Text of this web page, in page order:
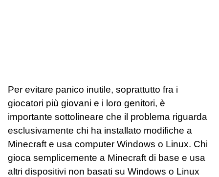
Per evitare panico inutile, soprattutto fra i
giocatori più giovani e i loro genitori, è
importante sottolineare che il problema riguarda
esclusivamente chi ha installato modifiche a
Minecraft e usa computer Windows o Linux. Chi
gioca semplicemente a Minecraft di base e usa
altri dispositivi non basati su Windows o Linux